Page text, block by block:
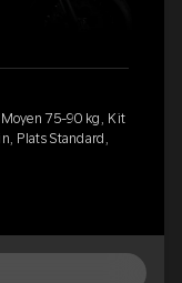
75-90 kg, Kit
Plats Standard,